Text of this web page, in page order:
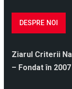
DESPRE NOI
Ziarul Criterii
– Fondat în